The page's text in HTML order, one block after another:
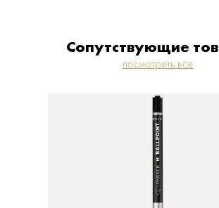
Сопутствующие
посмотреть все